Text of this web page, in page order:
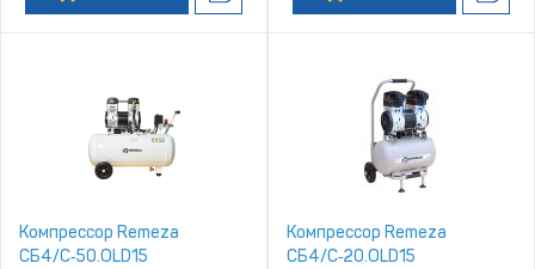
Компрессор Remeza
СБ4/C‑50.OLD15
Компрессор Remeza
СБ4/C‑20.OLD15